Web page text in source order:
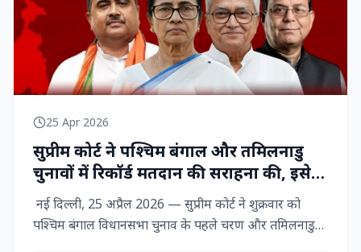
25 Apr 2026
सुप्रीम कोर्ट ने पश्चिम बंगाल और तमिलनाडु
चुनावों में रिकॉर्ड मतदान की सराहना की, इसे
नागरिक शक्ति का प्रदर्शन बताया
नई दिल्ली, 25 अप्रैल 2026 — सुप्रीम कोर्ट ने शुक्रवार को
पश्चिम बंगाल विधानसभा चुनाव के पहले चरण और तमिलनाडु